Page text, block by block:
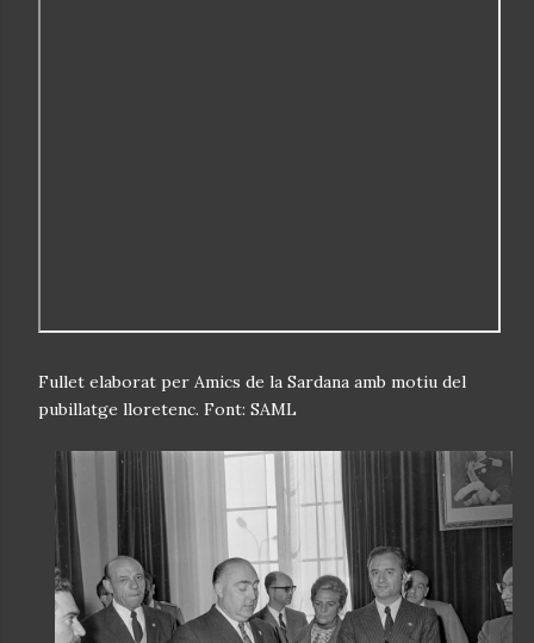
Fullet elaborat per Amics de la Sardana amb motiu del
pubillatge lloretenc. Font: SAML